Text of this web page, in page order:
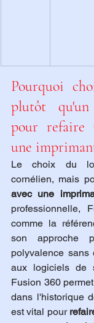
Pourquoi
plutôt
pour refaire
une
Le choix du
cornélien, mais
avec une
professionnelle,
comme la
son approche
polyvalence sans
aux logiciels de
Fusion 360
dans l'historique
est vital pour